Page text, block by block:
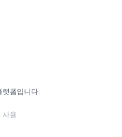
랫폼입니다.
사용